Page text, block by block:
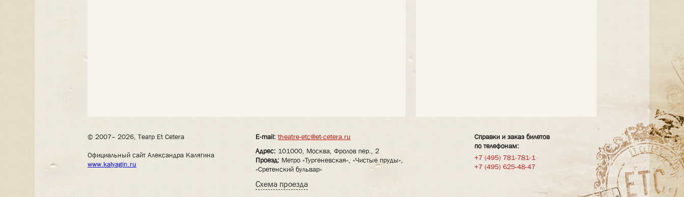
© 2007– 2026, Театр Et Cetera
Официальный сайт Александра Калягина
www.kalyagin.ru
E-mail: theatre-etc@et-cetera.ru
Адрес: 101000, Москва, Фролов пер., 2
Проезд: Метро «Тургеневская», «Чистые пруды»,
«Сретенский бульвар»
Схема проезда
Справки и заказ билетов
по телефонам:
+7 (495) 781-781-1
+7 (495) 625-48-47